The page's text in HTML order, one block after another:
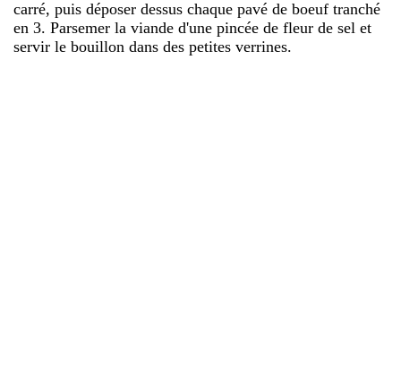
carré, puis déposer dessus chaque pavé de boeuf tranché
en 3. Parsemer la viande d'une pincée de fleur de sel et
servir le bouillon dans des petites verrines.